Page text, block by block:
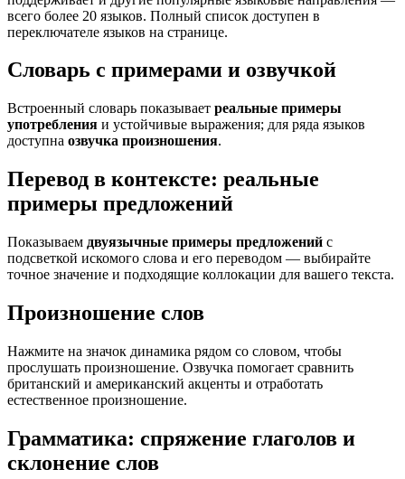
всего более 20 языков. Полный список доступен в
переключателе языков на странице.
Словарь с примерами и озвучкой
Встроенный словарь показывает реальные примеры
употребления и устойчивые выражения; для ряда языков
доступна озвучка произношения.
Перевод в контексте: реальные
примеры предложений
Показываем двуязычные примеры предложений с
подсветкой искомого слова и его переводом — выбирайте
точное значение и подходящие коллокации для вашего текста.
Произношение слов
Нажмите на значок динамика рядом со словом, чтобы
прослушать произношение. Озвучка помогает сравнить
британский и американский акценты и отработать
естественное произношение.
Грамматика: спряжение глаголов и
склонение слов